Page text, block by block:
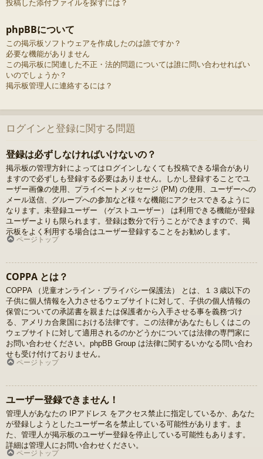
投稿した添付ファイルを探すには？
phpBBについて
この掲示板ソフトウェアを作成したのは誰ですか？
必要な機能がありません
この掲示板に関連した不正・法的問題については誰に問い合わせればい
いのでしょうか？
掲示板管理人に連絡するには？
ログインと登録に関する問題
登録は必ずしなければいけないの？
掲示板の管理方針によってはログインしなくても投稿できる場合があり
ますので必ずしも登録する必要はありません。しかし登録することでユ
ーザー画像の使用、プライベートメッセージ (PM) の使用、ユーザーへの
メール送信、グループへの参加など様々な機能にアクセスできるように
なります。未登録ユーザー （ゲストユーザー） は利用できる機能が登録
ユーザーよりも限られます。登録は数分で行うことができますので、掲
示板をよく利用する場合はユーザー登録することをお勧めします。
ページトップ
COPPA とは？
COPPA （児童オンライン・プライバシー保護法） とは、１３歳以下の
子供に個人情報を入力させるウェブサイトに対して、子供の個人情報の
保管についての承諾書を親または保護者から入手させる事を義務づけ
る、アメリカ合衆国における法律です。この法律があなたもしくはこの
ウェブサイトに対して適用されるのかどうかについては法律の専門家に
お問い合わせください。phpBB Group は法律に関するいかなる問い合わ
せも受け付けておりません。
ページトップ
ユーザー登録できません！
管理人があなたの IPアドレス をアクセス禁止に指定しているか、あなた
が登録しようとしたユーザー名を禁止している可能性があります。ま
た、管理人が掲示板のユーザー登録を停止している可能性もあります。
詳細は管理人にお問い合わせください。
ページトップ